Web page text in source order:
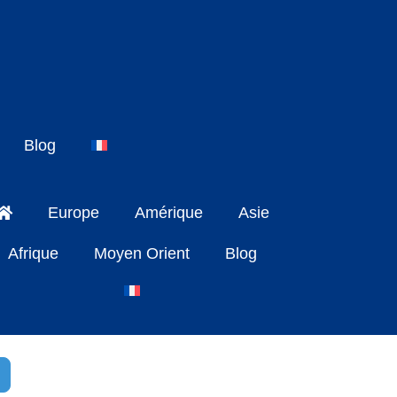
Blog
Europe Amérique Asie
Afrique Moyen Orient Blog